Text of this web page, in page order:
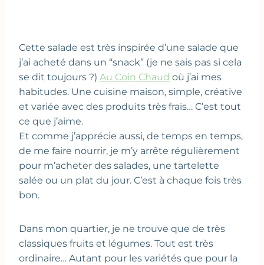
Cette salade est très inspirée d’une salade que
j’ai acheté dans un “snack” (je ne sais pas si cela
se dit toujours ?) Au Coin Chaud où j’ai mes
habitudes. Une cuisine maison, simple, créative
et variée avec des produits très frais… C’est tout
ce que j’aime.
Et comme j’apprécie aussi, de temps en temps,
de me faire nourrir, je m’y arrête régulièrement
pour m’acheter des salades, une tartelette
salée ou un plat du jour. C’est à chaque fois très
bon.
Dans mon quartier, je ne trouve que de très
classiques fruits et légumes. Tout est très
ordinaire… Autant pour les variétés que pour la